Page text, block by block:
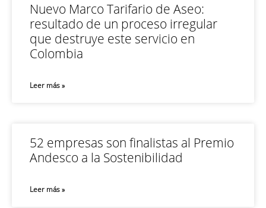
Nuevo Marco Tarifario de Aseo:
resultado de un proceso irregular
que destruye este servicio en
Colombia
Leer más »
52 empresas son finalistas al Premio
Andesco a la Sostenibilidad
Leer más »